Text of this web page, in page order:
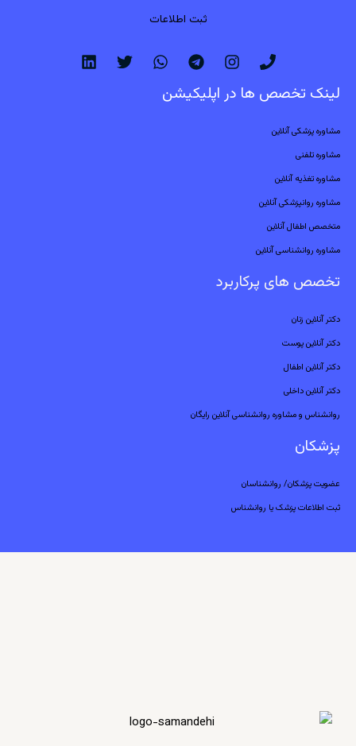
ثبت اطلاعات
لینک تخصص ها در اپلیکیشن
مشاوره پزشکی آنلاین
مشاوره تلفنی
مشاوره تغذیه آنلاین
مشاوره روانپزشکی آنلاین
متخصص اطفال آنلاین
مشاوره روانشناسی آنلاین
تخصص های پرکاربرد
دکتر آنلاین زنان
دکتر آنلاین پوست
دکتر آنلاین اطفال
دکتر آنلاین داخلی
روانشناس و مشاوره روانشناسی آنلاین رایگان
پزشکان
عضویت پزشکان/ روانشناسان
ثبت اطلاعات پزشک یا روانشناس